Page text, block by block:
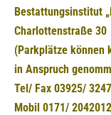
Bestattungsinstitut
Charlottenstraße 30
(Parkplätze können
in Anspruch
Tel/ Fax 03925/
Mobil 0171/ 2042012